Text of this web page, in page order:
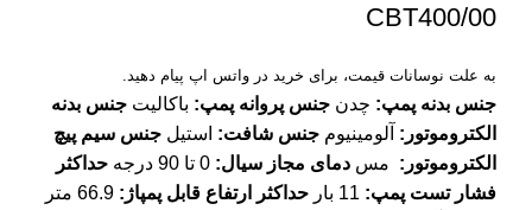
CBT400/00
به علت نوسانات قیمت، برای خرید در واتس اپ پیام دهید.
جنس بدنه پمپ: چدن جنس پروانه پمپ: باکالیت جنس بدنه
الکتروموتور: آلومینیوم جنس شافت: استیل جنس سیم پیچ
الکتروموتور: مس دمای مجاز سیال:
حداکثر
فشار تست پمپ:
حداکثر ارتفاع قابل پمپاژ: